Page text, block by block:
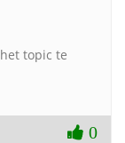
topic te
0